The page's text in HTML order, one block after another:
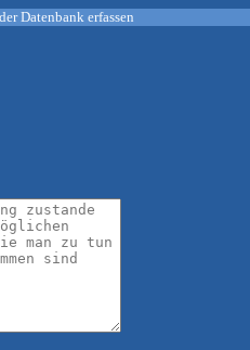
Datenbank erfassen